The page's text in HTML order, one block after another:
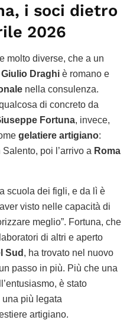
i soci dietro
2026
molto diverse, che a un
Giulio Draghi è romano e
nella consulenza.
di concreto da
Fortuna, invece,
gelatiere artigiano:
poi l’arrivo a Roma
scuola dei figli, e da lì è
visto nelle capacità di
meglio”. Fortuna, che
di altri e aperto
Sud , ha trovato nel nuovo
passo in più. Più che una
è stato
una più legata
artigiano.